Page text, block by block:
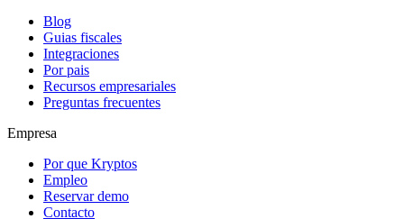
Blog
Guias fiscales
Integraciones
Por pais
Recursos empresariales
Preguntas frecuentes
Empresa
Por que Kryptos
Empleo
Reservar demo
Contacto